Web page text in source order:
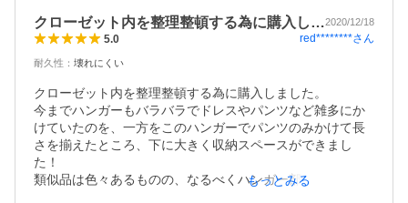
クローゼット内を整理整頓する為に購入し…2020/12/18
5.0 red********さん
耐久性 ： 壊れにくい
クローゼット内を整理整頓する為に購入しました。
今までハンガーもバラバラでドレスやパンツなど雑多にか
けていたのを、一方をこのハンガーでパンツのみかけて長
さを揃えたところ、下に大きく収納スペースができまし
た！
類似品は色々あるものの、なるべくハンガー部からの長さ
もっとみる